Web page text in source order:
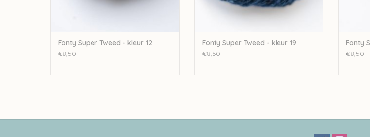
Fonty Super Tweed - kleur 12
€8,50
Fonty Super Tweed - kleur 19
€8,50
Fonty
€8,50